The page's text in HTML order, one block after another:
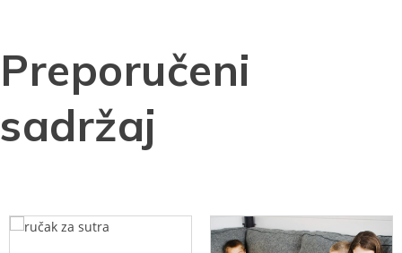
Preporučeni
sadržaj